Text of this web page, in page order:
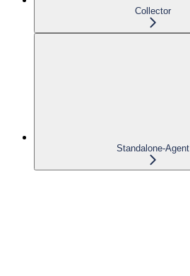
Collector
Standalone-Agent